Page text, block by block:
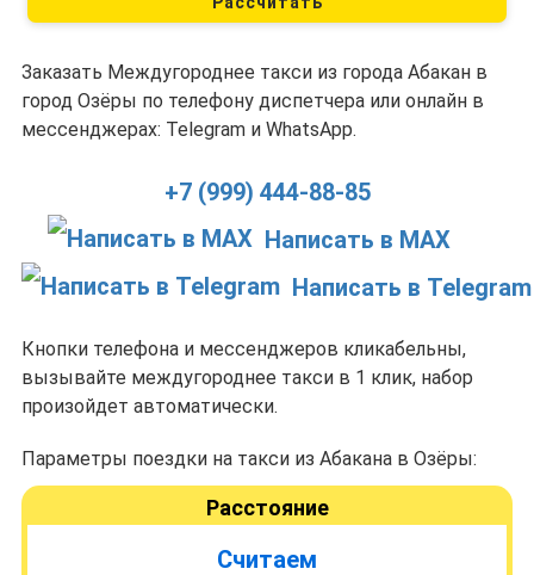
Заказать Междугороднее такси из города Абакан в
город Озёры по телефону диспетчера или онлайн в
мессенджерах: Telegram и WhatsApp.
+7 (999) 444-88-85
Написать в MAX
Написать в Telegram
Кнопки телефона и мессенджеров кликабельны,
вызывайте междугороднее такси в 1 клик, набор
произойдет автоматически.
Параметры поездки на такси из Абакана в Озёры:
Расстояние
Считаем